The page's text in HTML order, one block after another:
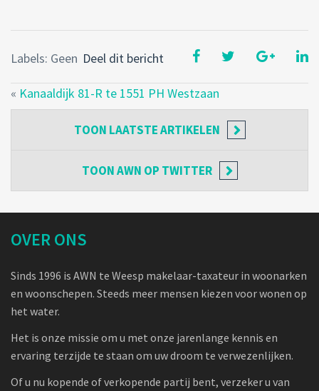
Deel dit bericht
Labels: Geen
« Kanaaldijk 81-R te 1551 PH Westzaan
TOON LAATSTE ARTIKELEN
TOONAWN OP TWITTER
OVER ONS
Sinds 1996 is AWN te Weesp makelaar-taxateur in woonarken
en woonschepen. Steeds meer mensen kiezen voor wonen op
het water.
Het is onze missie om u met onze jarenlange kennis en
ervaring terzijde te staan om uw droom te verwezenlijken.
Of u nu kopende of verkopende partij bent, verzeker u van